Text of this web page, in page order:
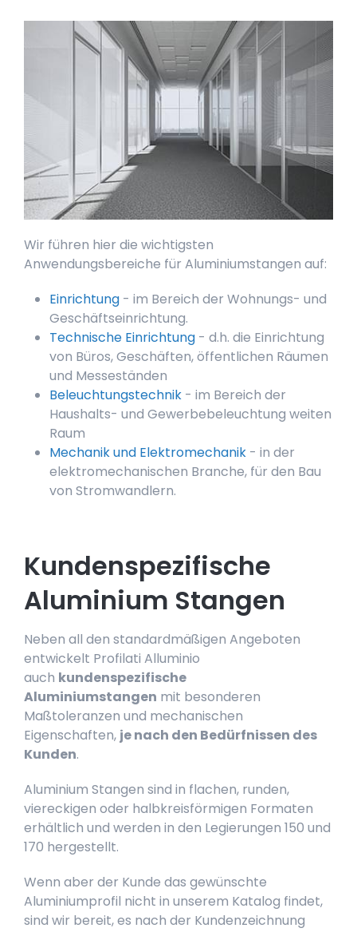
Wir führen hier die wichtigsten
Anwendungsbereiche für Aluminiumstangen auf:
Einrichtung - im Bereich der Wohnungs- und
Geschäftseinrichtung.
Technische Einrichtung - d.h. die Einrichtung
von Büros, Geschäften, öffentlichen Räumen
und Messeständen
Beleuchtungstechnik - im Bereich der
Haushalts- und Gewerbebeleuchtung weiten
Raum
Mechanik und Elektromechanik - in der
elektromechanischen Branche, für den Bau
von Stromwandlern.
Kundenspezifische
Aluminium Stangen
Neben all den standardmäßigen Angeboten
entwickelt Profilati Alluminio
auch kundenspezifische
Aluminiumstangen mit besonderen
Maßtoleranzen und mechanischen
Eigenschaften, je nach den Bedürfnissen des
Kunden.
Aluminium Stangen sind in flachen, runden,
viereckigen oder halbkreisförmigen Formaten
erhältlich und werden in den Legierungen 150 und
170 hergestellt.
Wenn aber der Kunde das gewünschte
Aluminiumprofil nicht in unserem Katalog findet,
sind wir bereit, es nach der Kundenzeichnung